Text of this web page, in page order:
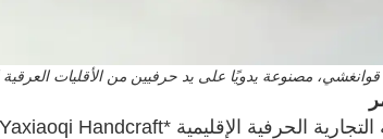
مصنوعة يدويًا على يد حرفيين من الأقليات العرقية